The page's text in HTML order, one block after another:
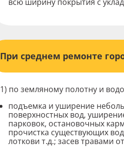
выберите его через
«Выбрать файл»
При среднем ремонте
1) по земляному полотну и
подъемка и уширение
поверхностных вод,
парковок, остановочных
прочистка существующих
лоткови т.д.; засев травами